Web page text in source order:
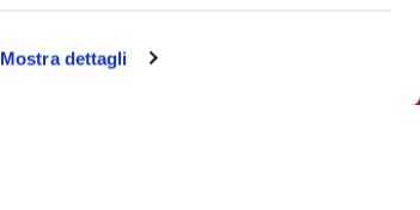
Mostra dettagli